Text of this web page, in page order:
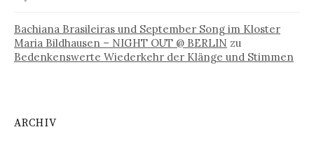
Bachiana Brasileiras und September Song im Kloster
Maria Bildhausen – NIGHT OUT @ BERLIN zu
Bedenkenswerte Wiederkehr der Klänge und Stimmen
ARCHIV